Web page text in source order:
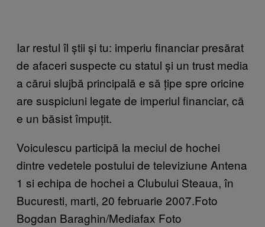
Iar restul îl știi și tu: imperiu financiar presărat
de afaceri suspecte cu statul și un trust media
a cărui slujbă principală e să țipe spre oricine
are suspiciuni legate de imperiul financiar, că
e un băsist împuțit.
Voiculescu participă la meciul de hochei
dintre vedetele postului de televiziune Antena
1 si echipa de hochei a Clubului Steaua, în
Bucuresti, marti, 20 februarie 2007.Foto
Bogdan Baraghin/Mediafax Foto